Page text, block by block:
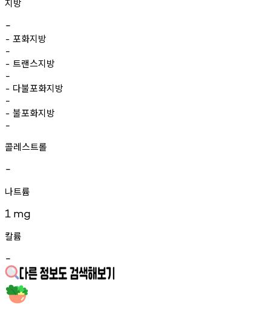
지방
-
- 포화지방
-
- 트랜스지방
-
- 다불포화지방
-
- 불포화지방
-
콜레스트롤
-
나트륨
1 mg
칼륨
-